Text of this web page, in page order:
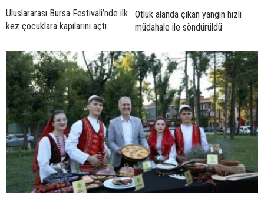
Uluslararası Bursa Festivali’nde ilk
kez çocuklara kapılarını açtı
Otluk alanda çıkan yangın hızlı
müdahale ile söndürüldü